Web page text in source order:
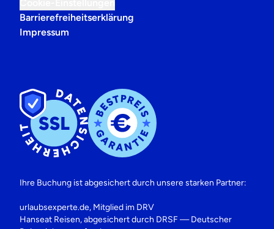
Barrierefreiheitserklärung
Impressum
Ihre Buchung ist abgesichert durch unsere starken Partner:
urlaubsexperte.de, Mitglied im DRV
Hanseat Reisen, abgesichert durch DRSF — Deutscher